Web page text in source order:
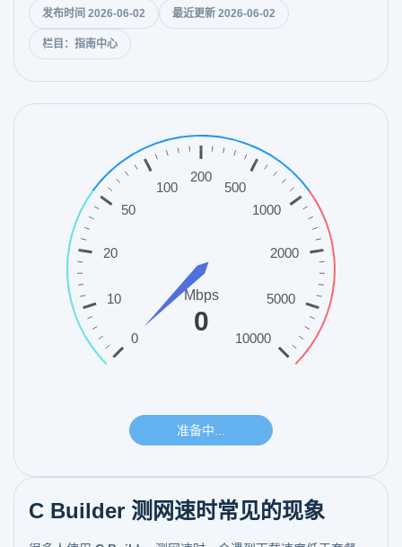
发布时间 2026-06-02 最近更新 2026-06-02
栏目：指南中心
C Builder 测网速时常见的现象